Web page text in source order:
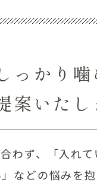
っかり噛
案いたし
わず、「入れ
などの悩みを